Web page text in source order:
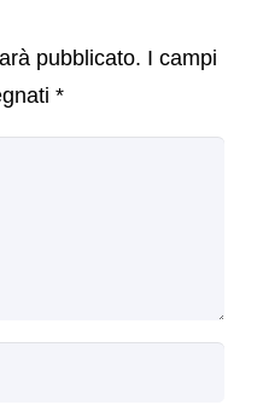
pubblicato. I campi
*